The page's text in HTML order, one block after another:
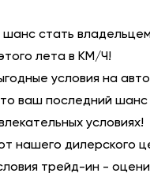
стать
лета в КМ/Ч!
условия на
ваш последний шанс
условиях!
нашего дилерского
трейд-ин -